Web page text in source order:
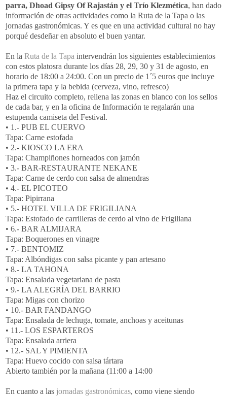
parra, Dhoad Gipsy Of Rajastán y el Trío Klezmética, han dado
información de otras actividades como la Ruta de la Tapa o las
jornadas gastronómicas. Y es que en una actividad cultural no hay
porqué desdeñar en absoluto el buen yantar.
En la Ruta de la Tapa intervendrán los siguientes establecimientos
con estos platosra durante los días 28, 29, 30 y 31 de agosto, en
horario de 18:00 a 24:00. Con un precio de 1´5 euros que incluye
la primera tapa y la bebida (cerveza, vino, refresco)
Haz el circuito completo, rellena las zonas en blanco con los sellos
de cada bar, y en la oficina de Información te regalarán una
estupenda camiseta del Festival.
• 1.- PUB EL CUERVO
Tapa: Carne estofada
• 2.- KIOSCO LA ERA
Tapa: Champiñones horneados con jamón
• 3.- BAR-RESTAURANTE NEKANE
Tapa: Carne de cerdo con salsa de almendras
• 4.- EL PICOTEO
Tapa: Pipirrana
• 5.- HOTEL VILLA DE FRIGILIANA
Tapa: Estofado de carrilleras de cerdo al vino de Frigiliana
• 6.- BAR ALMIJARA
Tapa: Boquerones en vinagre
• 7.- BENTOMIZ
Tapa: Albóndigas con salsa picante y pan artesano
• 8.- LA TAHONA
Tapa: Ensalada vegetariana de pasta
• 9.- LA ALEGRÍA DEL BARRIO
Tapa: Migas con chorizo
• 10.- BAR FANDANGO
Tapa: Ensalada de lechuga, tomate, anchoas y aceitunas
• 11.- LOS ESPARTEROS
Tapa: Ensalada arriera
• 12.- SAL Y PIMIENTA
Tapa: Huevo cocido con salsa tártara
Abierto también por la mañana (11:00 a 14:00
En cuanto a las jornadas gastronómicas, como viene siendo